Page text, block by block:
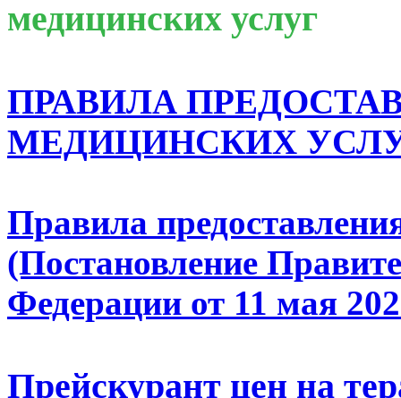
медицинских услуг
ПРАВИЛА
МЕДИЦИНСКИХ УСЛУГ
Правила
(Постановление
Федерации от 11 мая
Прейскурант цен на